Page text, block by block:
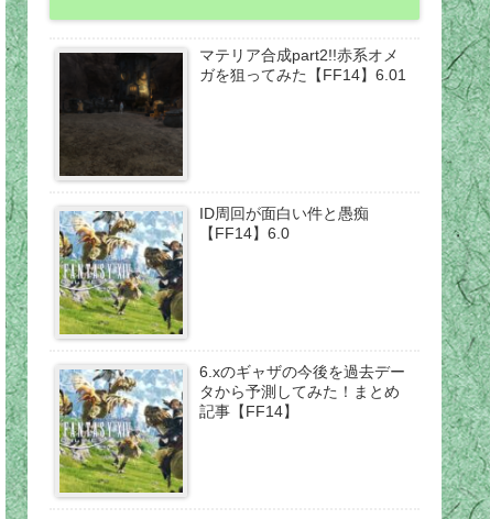
マテリア合成part2!!赤系オメ
ガを狙ってみた【FF14】6.01
ID周回が面白い件と愚痴
【FF14】6.0
6.xのギャザの今後を過去デー
タから予測してみた！まとめ
記事【FF14】